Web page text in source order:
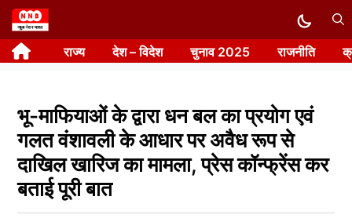
Skip
to
content राज्य देश – विदेश चुनाव 2025 राजनीति
भू-माफियाओं के द्वारा धन बल का प्रयोग एवं
गलत वंशावली के आधार पर अवैध रूप से
दाखिल खारिज का मामला, प्रेस कॉन्फ्रेंस कर
बताई पूरी बात